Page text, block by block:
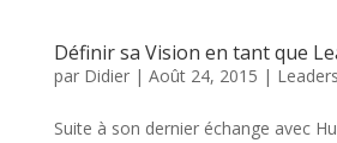
Définir sa Vision en tant que
par Didier| Août 24, 2015 |
Suite à son dernier échange avec